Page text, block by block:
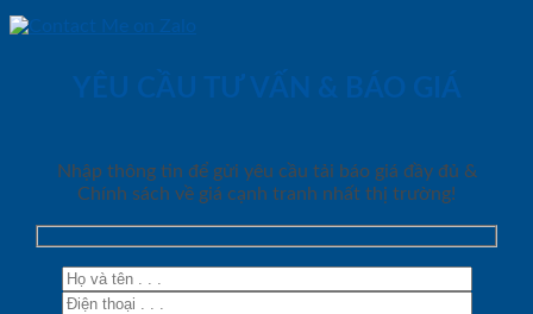
YÊU CẦU TƯ VẤN & BÁO GIÁ
Nhập thông tin để gửi yêu cầu tải báo giá đầy đủ &
Chính sách về giá cạnh tranh nhất thị trường!